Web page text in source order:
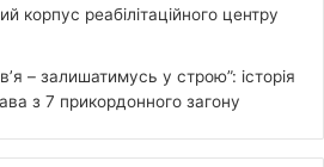
корпус реабілітаційного центру
– залишатимусь у строю”: історія
з 7 прикордонного загону